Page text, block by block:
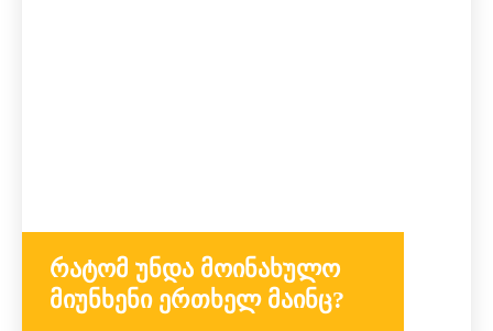
რატომ უნდა მოინახულო
მიუნხენი ერთხელ მაინც?